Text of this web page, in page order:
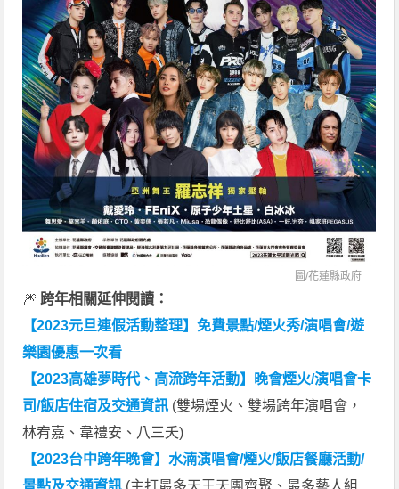
圖/花蓮縣政府
🎆 跨年相關延伸閱讀：
【2023元旦連假活動整理】免費景點/煙火秀/演唱會/遊
樂園優惠一次看
【2023高雄夢時代、高流跨年活動】晚會煙火/演唱會卡
司/飯店住宿及交通資訊 (雙場煙火、雙場跨年演唱會，
林宥嘉、韋禮安、八三夭)
【2023台中跨年晚會】水湳演唱會/煙火/飯店餐廳活動/